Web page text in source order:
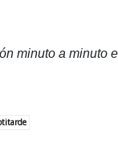
minuto a minuto